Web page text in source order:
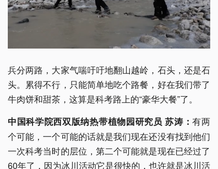
兵分两路，大家气喘吁吁地翻山越岭，石头，还是石
头。累得不行，只能简单地吃个路餐，好在我们带了
牛肉饼和甜茶，这算是科考路上的“豪华大餐”了。
中国科学院西双版纳热带植物园研究员 苏涛：有两
个可能，一个可能的话就是我们现在还没有找到他们
一次科考当时的层位，第二个可能就是现在已经过了
60年了，因为冰川活动它是很快的，也许就是冰川活